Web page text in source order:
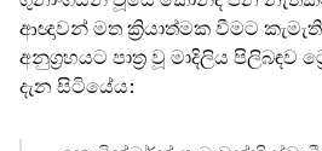
ආඥාවන් මත ක්‍රියාත්මක වීමට
අනුග්‍රහයට පාත්‍ර වූ මාදිලිය පිලිබඳව
දැන සිටියේය: